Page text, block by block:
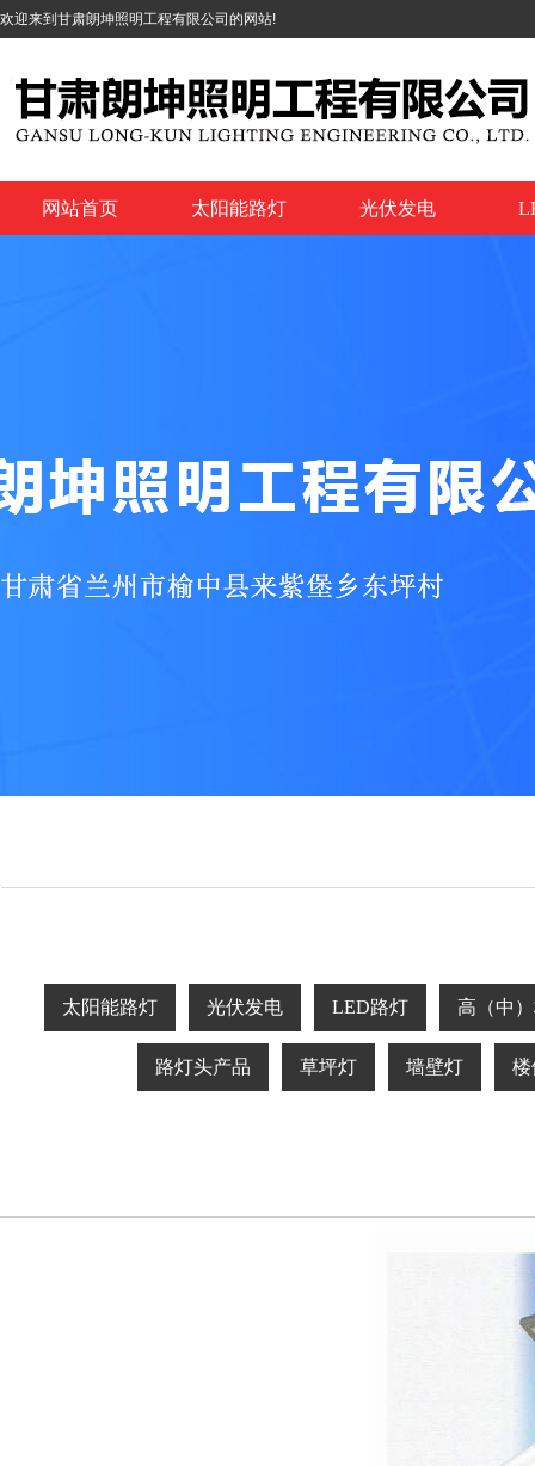
欢迎来到甘肃朗坤照明工程有限公司的网站!
网站首页 太阳能路灯 光伏发电
太阳能路灯 光伏发电 LED路灯 高（中
路灯头产品 草坪灯 墙壁灯 楼